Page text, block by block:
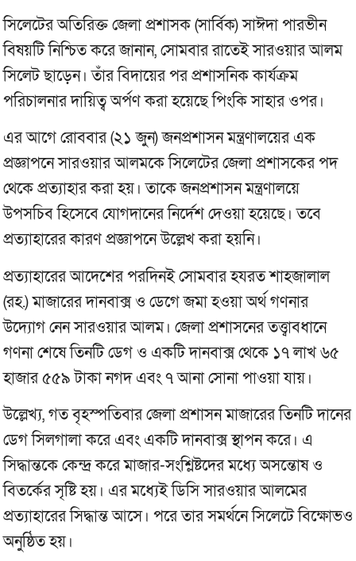
সিলেটের অতিরিক্ত জেলা প্রশাসক (সার্বিক) সাঈদা পারভীন
বিষয়টি নিশ্চিত করে জানান, সোমবার রাতেই সারওয়ার আলম
সিলেট ছাড়েন। তাঁর বিদায়ের পর প্রশাসনিক কার্যক্রম
পরিচালনার দায়িত্ব অর্পণ করা হয়েছে পিংকি সাহার ওপর।
এর আগে রোববার (২১ জুন) জনপ্রশাসন মন্ত্রণালয়ের এক
প্রজ্ঞাপনে সারওয়ার আলমকে সিলেটের জেলা প্রশাসকের পদ
থেকে প্রত্যাহার করা হয়। তাকে জনপ্রশাসন মন্ত্রণালয়ে
উপসচিব হিসেবে যোগদানের নির্দেশ দেওয়া হয়েছে। তবে
প্রত্যাহারের কারণ প্রজ্ঞাপনে উল্লেখ করা হয়নি।
প্রত্যাহারের আদেশের পরদিনই সোমবার হযরত শাহজালাল
(রহ.) মাজারের দানবাক্স ও ডেগে জমা হওয়া অর্থ গণনার
উদ্যোগ নেন সারওয়ার আলম। জেলা প্রশাসনের তত্ত্বাবধানে
গণনা শেষে তিনটি ডেগ ও একটি দানবাক্স থেকে ১৭ লাখ ৬৫
হাজার ৫৫৯ টাকা নগদ এবং ৭ আনা সোনা পাওয়া যায়।
উল্লেখ্য, গত বৃহস্পতিবার জেলা প্রশাসন মাজারের তিনটি দানের
ডেগ সিলগালা করে এবং একটি দানবাক্স স্থাপন করে। এ
সিদ্ধান্তকে কেন্দ্র করে মাজার-সংশ্লিষ্টদের মধ্যে অসন্তোষ ও
বিতর্কের সৃষ্টি হয়। এর মধ্যেই ডিসি সারওয়ার আলমের
প্রত্যাহারের সিদ্ধান্ত আসে। পরে তার সমর্থনে সিলেটে বিক্ষোভও
অনুষ্ঠিত হয়।